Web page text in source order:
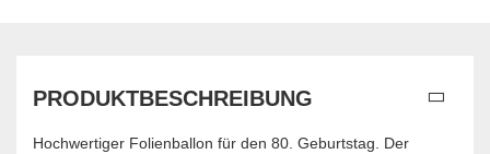
PRODUKTBESCHREIBUNG
Hochwertiger Folienballon für den 80. Geburtstag. Der